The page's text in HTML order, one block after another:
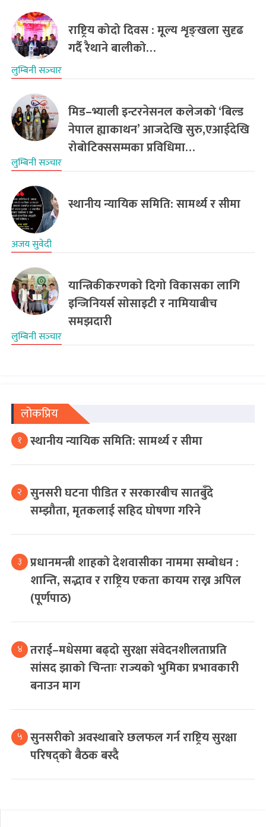
राष्ट्रिय कोदो दिवस : मूल्य शृङ्खला सुदृढ
गर्दै रैथाने बालीको…
लुम्बिनी सञ्‍चार
मिड–भ्याली इन्टरनेसनल कलेजको ‘बिल्ड
नेपाल ह्याकाथन’ आजदेखि सुरु,एआईदेखि
रोबोटिक्ससम्मका प्रविधिमा…
लुम्बिनी सञ्‍चार
स्थानीय न्यायिक समिति: सामर्थ्य र सीमा
अजय सुवेदी
यान्त्रिकीकरणकाे दिगो विकासका लागि
इन्जिनियर्स सोसाइटी र नामियाबीच
समझदारी
लुम्बिनी सञ्‍चार
लोकप्रिय
१ स्थानीय न्यायिक समिति: सामर्थ्य र सीमा
२ सुनसरी घटना पीडित र सरकारबीच सातबुँदे
सम्झौता, मृतकलाई सहिद घोषणा गरिने
३ प्रधानमन्त्री शाहको देशवासीका नाममा सम्बोधन :
शान्ति, सद्भाव र राष्ट्रिय एकता कायम राख्न अपिल
(पूर्णपाठ)
४ तराई–मधेसमा बढ्दो सुरक्षा संवेदनशीलताप्रति
सांसद झाको चिन्ताः राज्यको भुमिका प्रभावकारी
बनाउन माग
५ सुनसरीको अवस्थाबारे छलफल गर्न राष्ट्रिय सुरक्षा
परिषद्को बैठक बस्दै